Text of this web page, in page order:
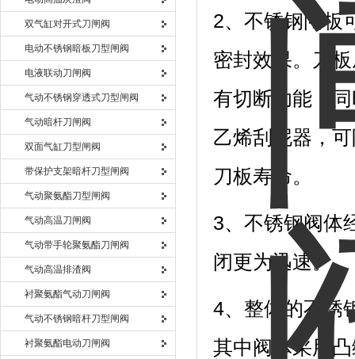
双气缸对开式刀闸阀
电动不锈钢暗板刀型闸阀
电液联动刀闸阀
气动不锈钢穿透式刀型闸阀
气动暗杆刀闸阀
双面气缸刀型闸阀
带保护支架暗杆刀型闸阀
气动聚氨酯刀型闸阀
气动高温刀闸阀
气动带手轮聚氨酯刀闸阀
气动高温排渣阀
衬聚氨酯气动刀闸阀
气动不锈钢暗杆刀型闸阀
衬聚氨酯电动刀闸阀
2、不锈钢闸板
密封效果。刀
有切断功能，
乙烯刮泥器，
刀板寿命。
3、不锈钢阀体
闭更为迅速。
4、整体的不锈
其中阀体采用